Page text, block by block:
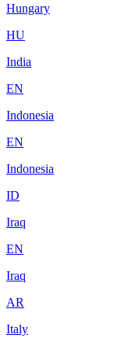
Hungary
HU
India
EN
Indonesia
EN
Indonesia
ID
Iraq
EN
Iraq
AR
Italy